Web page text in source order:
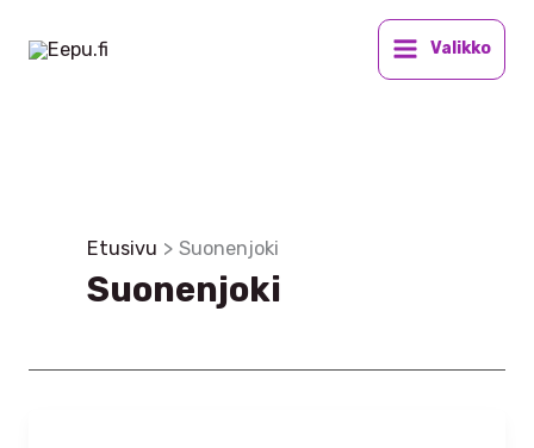
sisältöön
Valikko
Etusivu Suonenjoki
Suonenjoki